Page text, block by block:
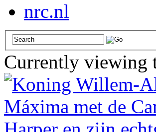
nrc.nl
Currently viewing